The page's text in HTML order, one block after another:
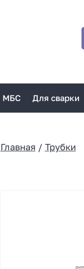
МБС Для сварки
Главная / Трубки